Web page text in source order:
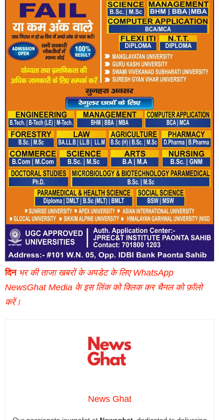
दिनभर की ताजा खबरों के अपडेट के लिए WhatsApp
NewsGhat Media के इस लिंक को क्लिक कर चैनल को फ़ॉलो
करें।
News Ghat